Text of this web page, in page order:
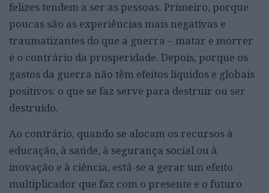
felizes tendem a ser as pessoas. Primeiro, porque
poucas são as experiências mais negativas e
traumatizantes do que a guerra – matar e morrer
é o contrário da prosperidade. Depois, porque os
gastos da guerra não têm efeitos líquidos e globais
positivos: o que se faz serve para destruir ou ser
destruído.
Ao contrário, quando se alocam os recursos à
educação, à saúde, à segurança social ou à
inovação e à ciência, está-se a gerar um efeito
multiplicador que faz com o presente e o futuro